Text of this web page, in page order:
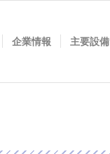
企業情報 主要設備